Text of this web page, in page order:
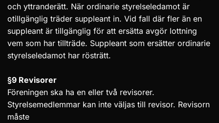
och yttranderätt. När ordinarie styrelseledamot är
otillgänglig träder suppleant in. Vid fall där fler än en
suppleant är tillgänglig för att ersätta avgör lottning
vem som har tillträde. Suppleant som ersätter ordinarie
styrelseledamot har rösträtt.
§9 Revisorer
Föreningen ska ha en eller två revisorer.
Styrelsemedlemmar kan inte väljas till revisor. Revisorn
måste